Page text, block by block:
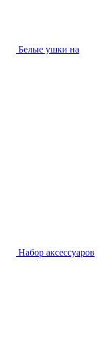
Белые ушки на
Набор аксессуаров